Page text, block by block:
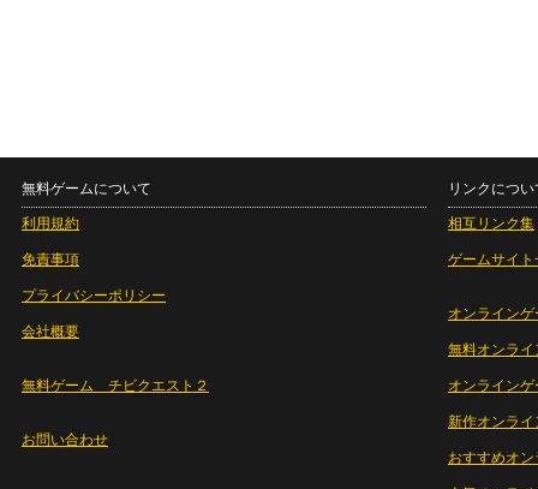
無料ゲームについて
利用規約
免責事項
プライバシーポリシー
会社概要
無料ゲーム チビクエスト２
お問い合わせ
リンクについ
相互リンク集
ゲームサイト
オンラインゲ
無料オンライ
オンライン
新作オンライ
おすすめオ